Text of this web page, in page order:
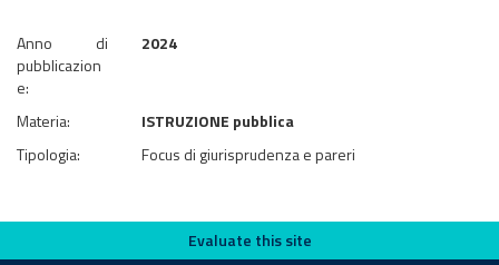
Anno di
pubblicazion
e:
2024
Materia:
ISTRUZIONE pubblica
Tipologia:
Focus di giurisprudenza e pareri
Evaluate this siteEvaluate this site